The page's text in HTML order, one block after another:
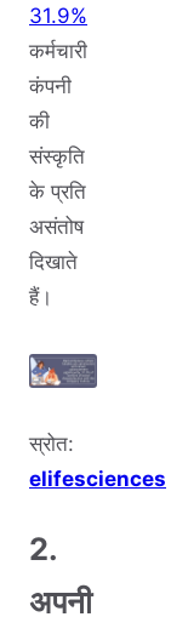
31.9%
कर्मचारी
कंपनी
की
संस्कृति
के प्रति
असंतोष
दिखाते
हैं।
स्रोत:
elifesciences
2.
अपनी